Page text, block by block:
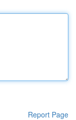
Report Page